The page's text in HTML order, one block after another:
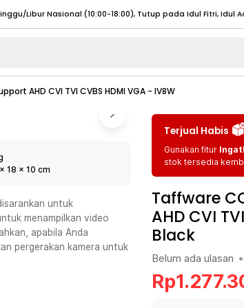
Sabtu - Minggu (08:00 - 20:00), Tutup pada Idul Fitri
- Minggu/ Libur Nasional (08:00 - 17:00) Selengkapnya
- Minggu/ Libur Nasional (08:00 - 17:00) Selengkapnya
Libur Nasional (12:00-20:00), Tutup pada Idul Fitri
Libur Nasional (12:00-20:00), Tutup pada Idul Fitri
Sabtu - Minggu (08:00 - 20:00), Tutup pada Idul Fitri
- Minggu/ Libur Nasional (08:00 - 17:00) Selengkapnya
- Minggu/ Libur Nasional (08:00 - 17:00) Selengkapnya
AHD CVI TVI CVBS HDMI VGA - IV8W
x 18 x 10 cm
untuk
menampilkan video
apabila Anda
pergerakan kamera untuk
Terjual Habis
Gunakan fitur
stok tersedia
Taffware
AHD CVI
Black
Belum ada ulasan •
Rp